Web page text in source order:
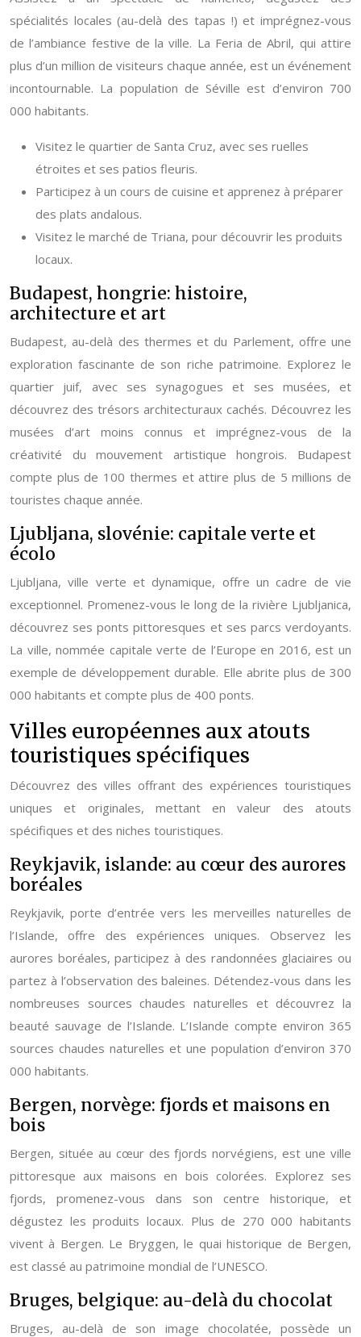
spécialités locales (au-delà des tapas !) et imprégnez-vous
de l’ambiance festive de la ville. La Feria de Abril, qui attire
plus d’un million de visiteurs chaque année, est un événement
incontournable. La population de Séville est d’environ 700
000 habitants.
Visitez le quartier de Santa Cruz, avec ses ruelles
étroites et ses patios fleuris.
Participez à un cours de cuisine et apprenez à préparer
des plats andalous.
Visitez le marché de Triana, pour découvrir les produits
locaux.
Budapest, hongrie: histoire,
architecture et art
Budapest, au-delà des thermes et du Parlement, offre une
exploration fascinante de son riche patrimoine. Explorez le
quartier juif, avec ses synagogues et ses musées, et
découvrez des trésors architecturaux cachés. Découvrez les
musées d’art moins connus et imprégnez-vous de la
créativité du mouvement artistique hongrois. Budapest
compte plus de 100 thermes et attire plus de 5 millions de
touristes chaque année.
Ljubljana, slovénie: capitale verte et
écolo
Ljubljana, ville verte et dynamique, offre un cadre de vie
exceptionnel. Promenez-vous le long de la rivière Ljubljanica,
découvrez ses ponts pittoresques et ses parcs verdoyants.
La ville, nommée capitale verte de l’Europe en 2016, est un
exemple de développement durable. Elle abrite plus de 300
000 habitants et compte plus de 400 ponts.
Villes européennes aux atouts
touristiques spécifiques
Découvrez des villes offrant des expériences touristiques
uniques et originales, mettant en valeur des atouts
spécifiques et des niches touristiques.
Reykjavik, islande: au cœur des aurores
boréales
Reykjavik, porte d’entrée vers les merveilles naturelles de
l’Islande, offre des expériences uniques. Observez les
aurores boréales, participez à des randonnées glaciaires ou
partez à l’observation des baleines. Détendez-vous dans les
nombreuses sources chaudes naturelles et découvrez la
beauté sauvage de l’Islande. L’Islande compte environ 365
sources chaudes naturelles et une population d’environ 370
000 habitants.
Bergen, norvège: fjords et maisons en
bois
Bergen, située au cœur des fjords norvégiens, est une ville
pittoresque aux maisons en bois colorées. Explorez ses
fjords, promenez-vous dans son centre historique, et
dégustez les produits locaux. Plus de 270 000 habitants
vivent à Bergen. Le Bryggen, le quai historique de Bergen,
est classé au patrimoine mondial de l’UNESCO.
Bruges, belgique: au-delà du chocolat
Bruges, au-delà de son image chocolatée, possède un